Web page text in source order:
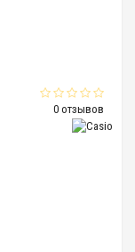
0 отзывов